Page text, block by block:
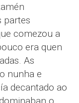
partes
comezou a
era quen
As
nunha e
decantado ao